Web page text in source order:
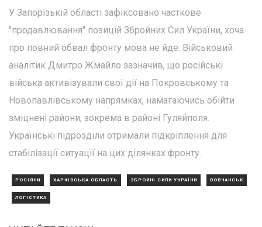
У Запорізькій області зафіксовано часткове
"продавлювання" позицій Збройних Сил України, хоча
про повний обвал фронту мова не йде. Військовий
аналітик Дмитро Жмайло зазначив, що російські
війська активізували свої дії на Покровському та
Новопавлівському напрямках, намагаючись обійти
зміцнені райони, зокрема в районі Гуляйполя.
Українські підрозділи отримали підкріплення для
стабілізації ситуації на цих ділянках фронту.
РОСІЯНИ ХАРКІВСЬКА ОБЛАСТЬ ЗБРОЙНІ СИЛИ УКРАЇНИ ВОВЧАНСЬК
ЛОГІСТИКА